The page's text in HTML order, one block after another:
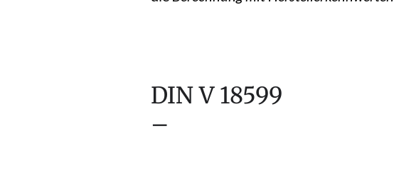
DIN V 18599
–